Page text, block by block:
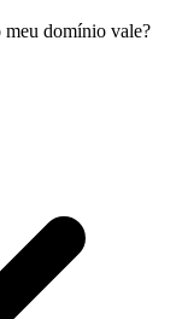
meu domínio vale?